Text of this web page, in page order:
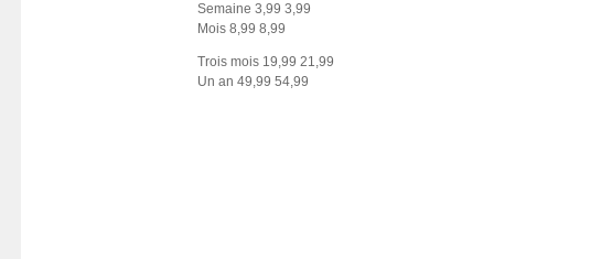
Semaine 3,99 3,99
Mois 8,99 8,99
Trois mois 19,99 21,99
Un an 49,99 54,99